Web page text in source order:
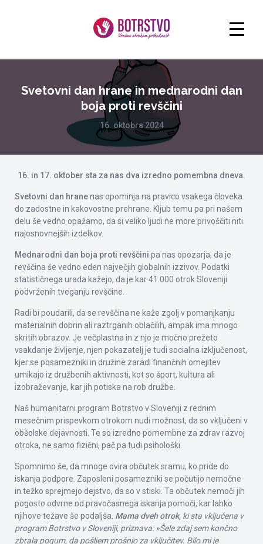
Svetovni dan hrane in mednarodni dan
boja proti revščini
16. oktobra 2024
16. in 17. oktober sta za nas dva izredno pomembna dneva.
Svetovni dan hranenas opominja na pravico vsakega človeka
do zadostne in kakovostne prehrane. Kljub temu pa pri našem
delu še vedno opažamo, da si veliko ljudi ne more privoščiti niti
najosnovnejših izdelkov.
Mednarodni dan boja proti revščini pa nas opozarja, da je
revščina še vedno eden največjih globalnih izzivov. Podatki
statističnega urada kažejo, da je kar 41.000 otrok Sloveniji
podvrženih tveganju revščine.
Radi bi poudarili, da se revščina ne kaže zgolj v pomanjkanju
materialnih dobrin ali raztrganih oblačilih, ampak ima mnogo
skritih obrazov. Je večplastna in z njo je močno prežeto
vsakdanje življenje, njen pokazatelj je tudi socialna izključenost,
kjer se posamezniki in družine zaradi finančnih omejitev
umikajo iz družbenih aktivnosti, kot so šport, kultura ali
izobraževanje, kar jih potiska na rob družbe.
Naš humanitarni program Botrstvo v Sloveniji z rednim
mesečnim prispevkom otrokom nudi možnost, da so vključeni v
obšolske dejavnosti. Te so izredno pomembne za zdrav razvoj
otroka, ne samo fizični, pač pa tudi psihološki.
Spomnimo še, da mnoge ovira občutek sramu, ko pride do
iskanja podpore. Zaposleni posamezniki se počutijo nemočne
in težko sprejmejo dejstvo, da so v stiski. Ta občutek nemoči jih
pogosto odvrne od pravočasnega iskanja pomoči, kar lahko
njihove težave še podaljša. Mama dveh otrok, ki sta vključena v
program Botrstvo v Sloveniji, priznava: »Šele zdaj sem končno
zbrala pogum, da pošljem prošnjo za vključitev. Bilo mi je